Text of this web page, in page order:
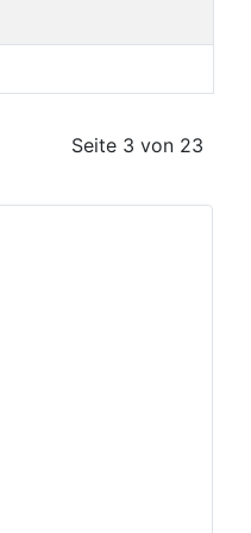
Seite 3 von 23